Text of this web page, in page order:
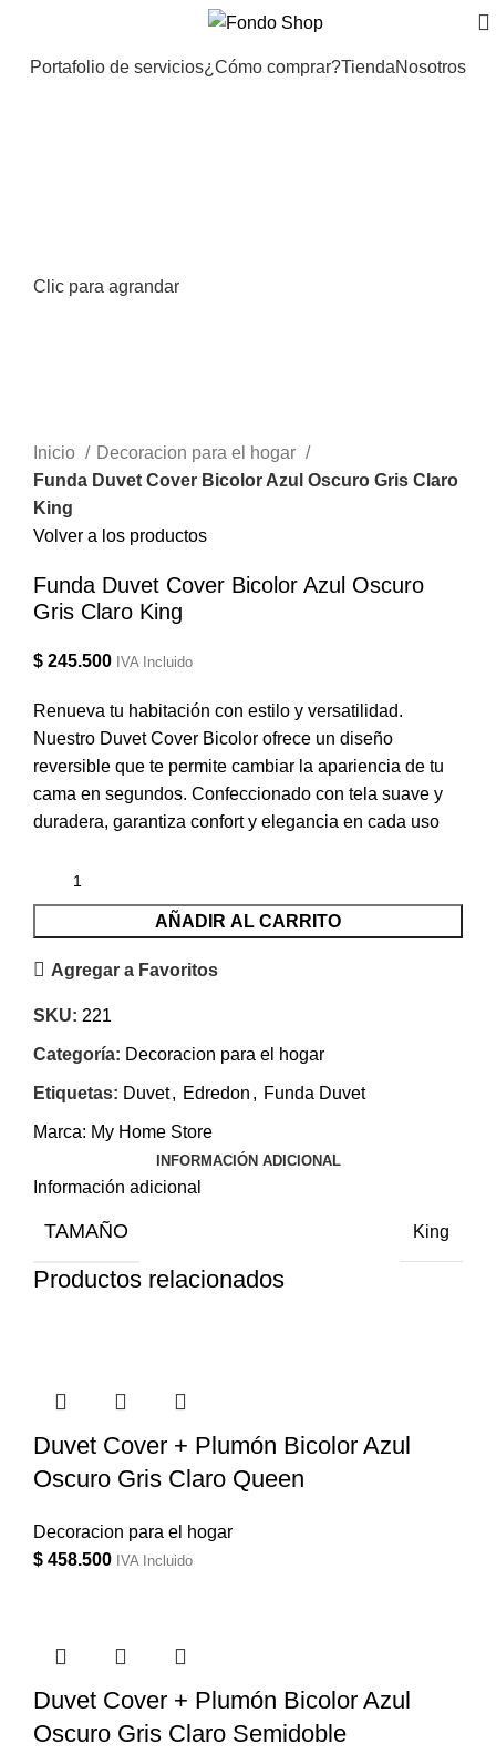
Portafolio de servicios¿Cómo comprar?TiendaNosotros
Clic para agrandar
Inicio
Decoracion para el hogar
Funda Duvet Cover Bicolor Azul Oscuro Gris Claro
King
Volver a los productos
Funda Duvet Cover Bicolor Azul Oscuro
Gris Claro King
$ 245.500 IVA Incluido
Renueva tu habitación con estilo y versatilidad.
Nuestro Duvet Cover Bicolor ofrece un diseño
reversible que te permite cambiar la apariencia de tu
cama en segundos. Confeccionado con tela suave y
duradera, garantiza confort y elegancia en cada uso
AÑADIR AL CARRITO
Agregar a Favoritos
SKU: 221
Categoría: Decoracion para el hogar
Etiquetas: Duvet, Edredon , Funda Duvet
Marca: My Home Store
INFORMACIÓN ADICIONAL
Información adicional
TAMAÑO King
Productos relacionados
Duvet Cover + Plumón Bicolor Azul
Oscuro Gris Claro Queen
Decoracion para el hogar
$ 458.500 IVA Incluido
Duvet Cover + Plumón Bicolor Azul
Oscuro Gris Claro Semidoble